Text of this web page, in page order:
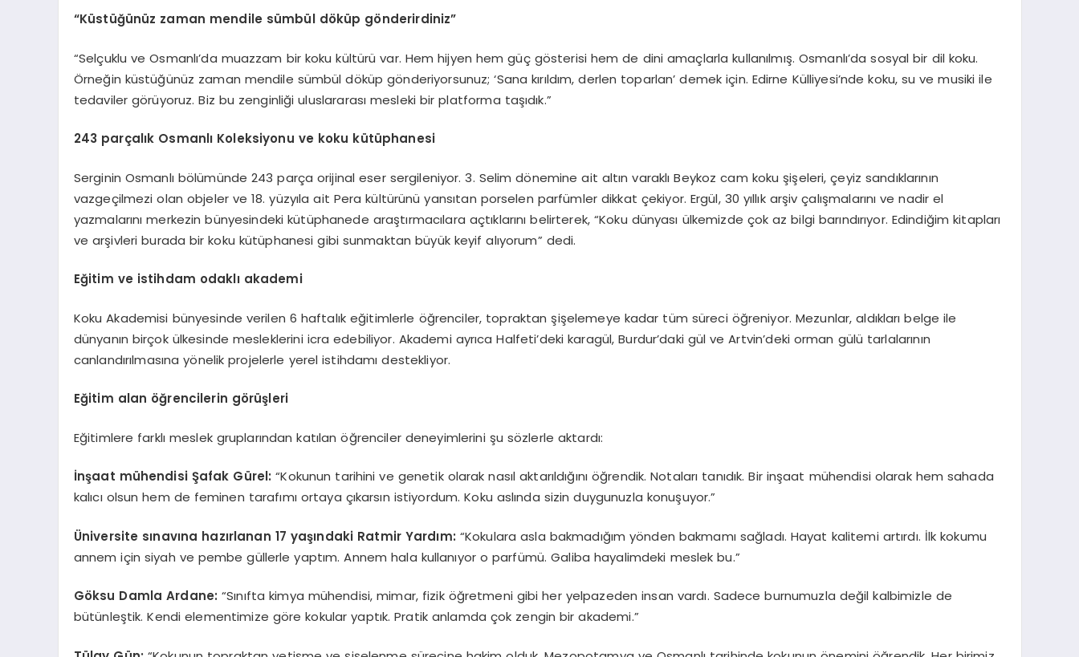
“Küstüğünüz zaman mendile sümbül döküp gönderirdiniz”
“Selçuklu ve Osmanlı’da muazzam bir koku kültürü var. Hem hijyen hem güç gösterisi hem de dini amaçlarla kullanılmış. Osmanlı’da sosyal bir dil koku.
Örneğin küstüğünüz zaman mendile sümbül döküp gönderiyorsunuz; ‘Sana kırıldım, derlen toparlan’ demek için. Edirne Külliyesi’nde koku, su ve musiki ile
tedaviler görüyoruz. Biz bu zenginliği uluslararası mesleki bir platforma taşıdık.”
243 parçalık Osmanlı Koleksiyonu ve koku kütüphanesi
Serginin Osmanlı bölümünde 243 parça orijinal eser sergileniyor. 3. Selim dönemine ait altın varaklı Beykoz cam koku şişeleri, çeyiz sandıklarının
vazgeçilmezi olan objeler ve 18. yüzyıla ait Pera kültürünü yansıtan porselen parfümler dikkat çekiyor. Ergül, 30 yıllık arşiv çalışmalarını ve nadir el
yazmalarını merkezin bünyesindeki kütüphanede araştırmacılara açtıklarını belirterek, “Koku dünyası ülkemizde çok az bilgi barındırıyor. Edindiğim kitapları
ve arşivleri burada bir koku kütüphanesi gibi sunmaktan büyük keyif alıyorum” dedi.
Eğitim ve istihdam odaklı akademi
Koku Akademisi bünyesinde verilen 6 haftalık eğitimlerle öğrenciler, topraktan şişelemeye kadar tüm süreci öğreniyor. Mezunlar, aldıkları belge ile
dünyanın birçok ülkesinde mesleklerini icra edebiliyor. Akademi ayrıca Halfeti’deki karagül, Burdur’daki gül ve Artvin’deki orman gülü tarlalarının
canlandırılmasına yönelik projelerle yerel istihdamı destekliyor.
Eğitim alan öğrencilerin görüşleri
Eğitimlere farklı meslek gruplarından katılan öğrenciler deneyimlerini şu sözlerle aktardı:
İnşaat mühendisi Şafak Gürel: “Kokunun tarihini ve genetik olarak nasıl aktarıldığını öğrendik. Notaları tanıdık. Bir inşaat mühendisi olarak hem sahada
kalıcı olsun hem de feminen tarafımı ortaya çıkarsın istiyordum. Koku aslında sizin duygunuzla konuşuyor.”
Üniversite sınavına hazırlanan 17 yaşındaki Ratmir Yardım: “Kokulara asla bakmadığım yönden bakmamı sağladı. Hayat kalitemi artırdı. İlk kokumu
annem için siyah ve pembe güllerle yaptım. Annem hala kullanıyor o parfümü. Galiba hayalimdeki meslek bu.”
Göksu Damla Ardane: “Sınıfta kimya mühendisi, mimar, fizik öğretmeni gibi her yelpazeden insan vardı. Sadece burnumuzla değil kalbimizle de
bütünleştik. Kendi elementimize göre kokular yaptık. Pratik anlamda çok zengin bir akademi.”